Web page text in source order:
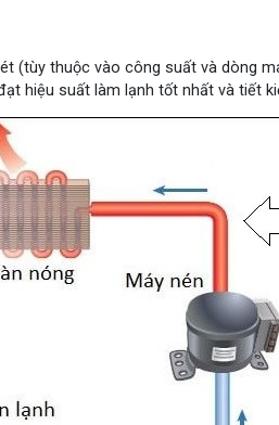
(tùy thuộc vào công suất và dòng
hiệu suất làm lạnh tốt nhất và tiết